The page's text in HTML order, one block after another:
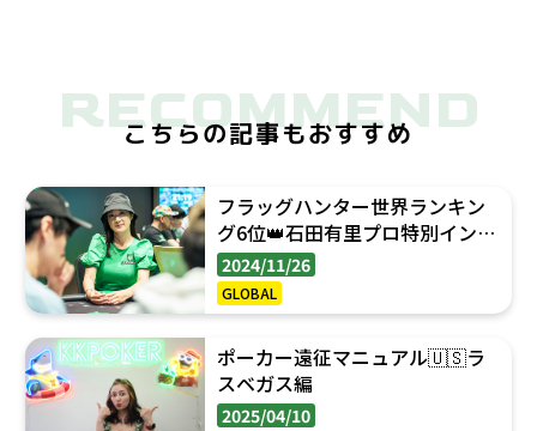
RECOMMEND
こちらの記事もおすすめ
フラッグハンター世界ランキン
グ6位👑石田有里プロ特別インタ
ビュー
2024/11/26
GLOBAL
ポーカー遠征マニュアル🇺🇸ラ
スベガス編
2025/04/10